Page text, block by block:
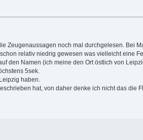
Zeugenaussagen noch mal durchgelesen. Bei
relativ niedrig gewesen was vielleicht eine
den Namen (ich meine den Ort östlich von
5sek.
haben.
hat, von daher denke ich nicht das die